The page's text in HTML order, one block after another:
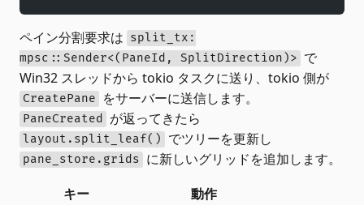
ペイン分割要求は split_tx:
mpsc::Sender<(PaneId, SplitDirection)> で
Win32 スレッドから tokio タスクに送り、tokio 側が
CreatePane をサーバーに送信します。
PaneCreated が返ってきたら
layout.split_leaf() でツリーを更新し
pane_store.grids に新しいグリッドを追加します。
キー
動作